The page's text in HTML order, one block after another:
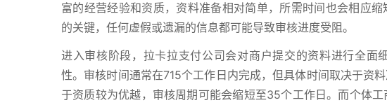
富的经营经验和资质，资料准备相对简单，所需时间也会相应
的关键，任何虚假或遗漏的信息都可能导致审核进度受阻。
进入审核阶段，拉卡拉支付公司会对商户提交的资料进行全面
性。审核时间通常在715个工作日内完成，但具体时间取决于资
于资质较为优越，审核周期可能会缩短至35个工作日。而个体